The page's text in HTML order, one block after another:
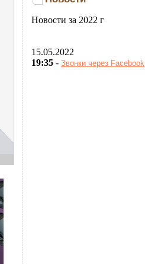
Новости за 2022 г
15.05.2022
19:35 - Звонки через Facebook